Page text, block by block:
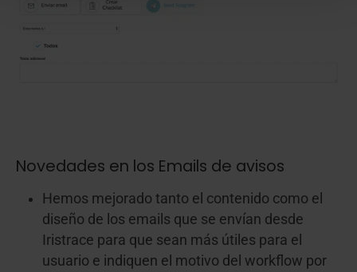
Novedades en los Emails de avisos
Hemos mejorado tanto el contenido como el
diseño de los emails que se envían desde
Iristrace para que sean más útiles para el
usuario e indiquen el motivo del workflow por